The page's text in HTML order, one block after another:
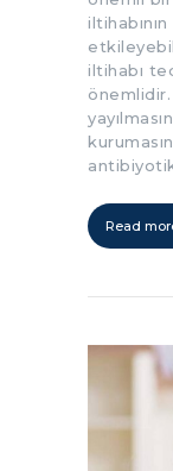
iltihabı
Read